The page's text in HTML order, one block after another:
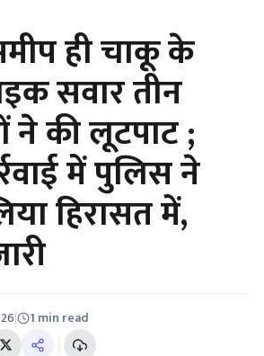
ही चाकू के
सवार तीन
ने की लूटपाट ;
में पुलिस ने
हिरासत में,
| 1 min read